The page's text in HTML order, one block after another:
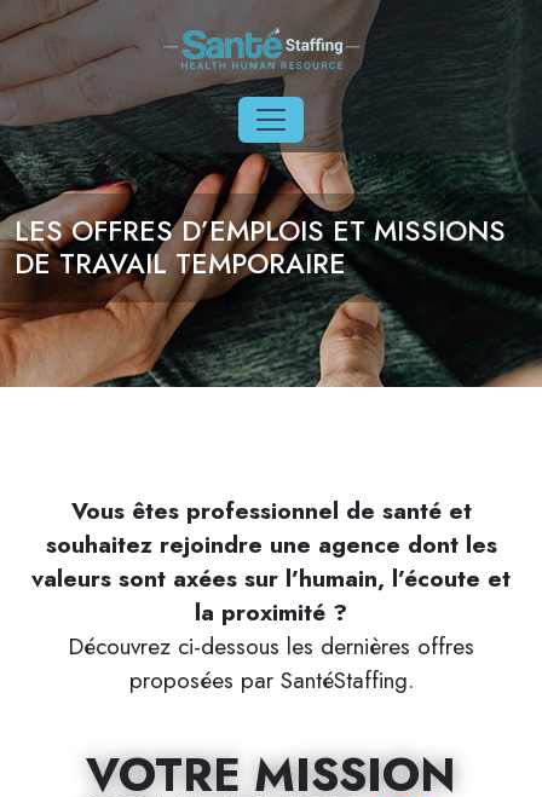
Aller au contenu principal
LES OFFRES D’EMPLOIS ET MISSIONS
DE TRAVAIL TEMPORAIRE
Vous êtes professionnel de santé et
souhaitez rejoindre une agence dont les
valeurs sont axées sur l’humain, l’écoute et
la proximité ?
Découvrez ci-dessous les dernières offres
proposées par SantéStaffing.
VOTRE MISSION